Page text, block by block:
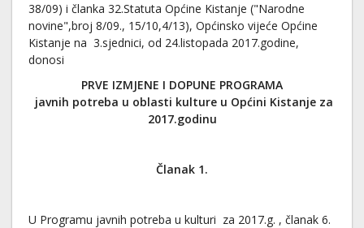
38/09) i članka 32.Statuta Općine Kistanje ("Narodne
novine",broj 8/09., 15/10,4/13), Općinsko vijeće Općine
Kistanje na 3.sjednici, od 24.listopada 2017.godine,
donosi
PRVE IZMJENE I DOPUNE PROGRAMA
javnih potreba u oblasti kulture u Općini Kistanje za
2017.godinu
Članak 1.
U Programu javnih potreba u kulturi za 2017.g. , članak 6.